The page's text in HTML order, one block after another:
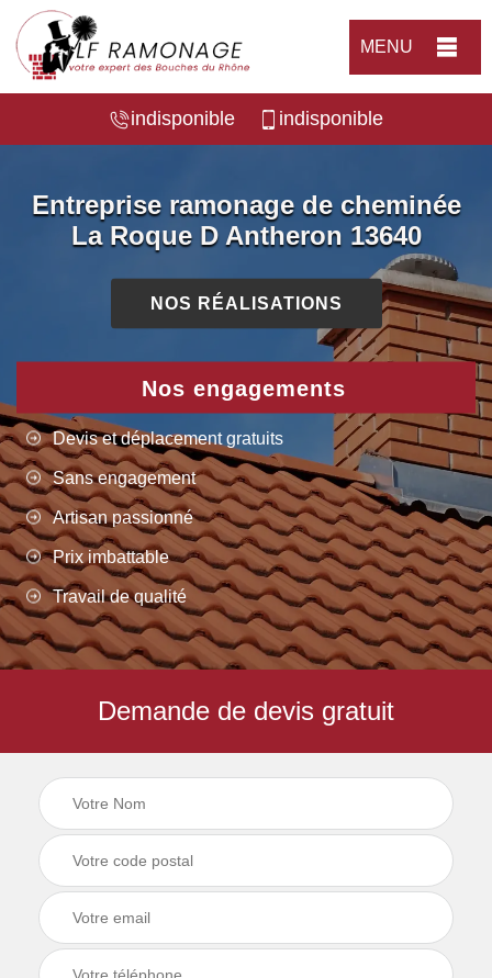
MENU
indisponible indisponible
Entreprise ramonage de cheminée
La Roque D Antheron 13640
NOS RÉALISATIONS
Nos engagements
Devis et déplacement gratuits
Sans engagement
Artisan passionné
Prix imbattable
Travail de qualité
Demande de devis gratuit